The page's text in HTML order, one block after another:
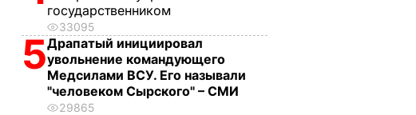
государственником
33095
5Драпатый инициировал
увольнение командующего
Медсилами ВСУ. Его называли
"человеком Сырского" – СМИ
29865